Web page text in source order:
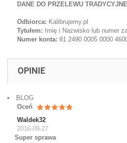
DANE DO PRZELEWU
Odbiorca: Kalibrujemy.pl
Tytułem: Imię i Nazwisko lub numer
Numer konta: 81 2490 0005 0000
OPINIE
BLOG
Oceń
Waldek32
2016-09-27
Super sprawa